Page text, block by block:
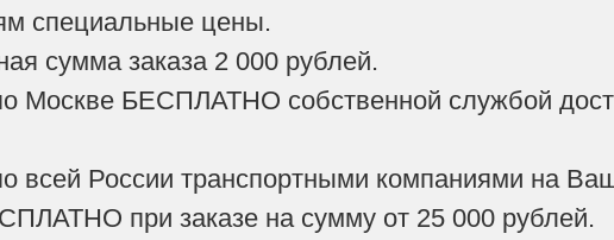
специальные цены.
сумма заказа 2 000 рублей.
Москве БЕСПЛАТНО собственной службой
всей России транспортными компаниями на
при заказе на сумму от 25 000 рублей.